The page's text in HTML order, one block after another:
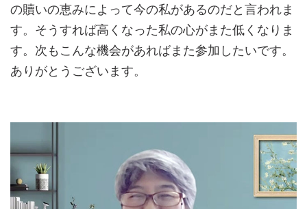
の贖いの恵みによって今の私があるのだと言われま
す。そうすれば高くなった私の心がまた低くなりま
す。次もこんな機会があればまた参加したいです。
ありがとうございます。